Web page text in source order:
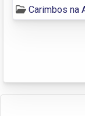
Carimbos na